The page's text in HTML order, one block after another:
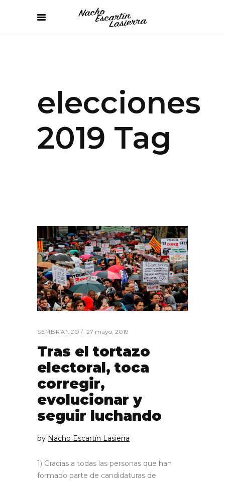
elecciones
2019 Tag
SEMBRANDO 27 mayo, 2019
Tras el tortazo
electoral, toca
corregir,
evolucionar y
seguir luchando
by Nacho Escartín Lasierra
1) Gracias a todas las personas que han
formado parte de candidaturas de